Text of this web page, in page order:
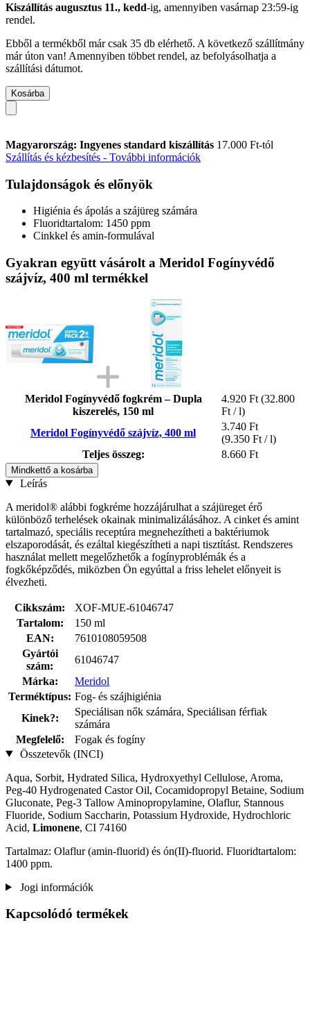
Kiszállítás augusztus 11., kedd-ig, amennyiben vasárnap 23:59-ig
rendel.
Ebből a termékből már csak 35 db elérhető. A következő szállítmány
már úton van! Amennyiben többet rendel, az befolyásolhatja a
szállítási dátumot.
Kosárba
Magyarország: Ingyenes standard kiszállítás 17.000 Ft-tól
Szállítás és kézbesítés - További információk
Tulajdonságok és előnyök
Higiénia és ápolás a szájüreg számára
Fluoridtartalom: 1450 ppm
Cinkkel és amin-formulával
Gyakran együtt vásárolt a Meridol Fogínyvédő
szájvíz, 400 ml termékkel
Meridol Fogínyvédő fogkrém – Dupla
kiszerelés, 150 ml
4.920 Ft (32.800
Ft / l)
Meridol Fogínyvédő szájvíz, 400 ml
3.740 Ft
(9.350 Ft / l)
Teljes összeg:
8.660 Ft
Mindkettő a kosárba
Leírás
A meridol® alábbi fogkréme hozzájárulhat a szájüreget érő
különböző terhelések okainak minimalizálásához. A cinket és amint
tartalmazó, speciális receptúra megnehezítheti a baktériumok
elszaporodását, és ezáltal kiegészítheti a napi tisztítást. Rendszeres
használat mellett megelőzhetők a fogínyproblémák és a
fogkőképződés, miközben Ön egyúttal a friss lehelet előnyeit is
élvezheti.
Cikkszám:
XOF-MUE-61046747
Tartalom:
150 ml
EAN:
7610108059508
Gyártói
szám:
61046747
Márka:
Meridol
Terméktípus: Fog- és szájhigiénia
Kinek?:
Speciálisan nők számára, Speciálisan férfiak
számára
Megfelelő:
Fogak és fogíny
Összetevők (INCI)
Aqua, Sorbit, Hydrated Silica, Hydroxyethyl Cellulose, Aroma,
Peg-40 Hydrogenated Castor Oil, Cocamidopropyl Betaine, Sodium
Gluconate, Peg-3 Tallow Aminopropylamine, Olaflur, Stannous
Fluoride, Sodium Saccharin, Potassium Hydroxide, Hydrochloric
Acid, Limonene, CI 74160
Tartalmaz: Olaflur (amin-fluorid) és ón(II)-fluorid. Fluoridtartalom:
1400 ppm.
Jogi információk
Kapcsolódó termékek